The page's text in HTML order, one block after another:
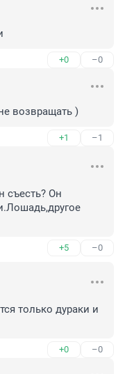
+0 –0
возвращать )
+1 –1
съесть? Он
+5 –0
только дураки и
+0 –0